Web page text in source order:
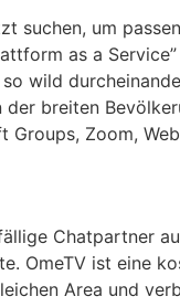
suchen, um
as a
wild
breiten
Groups, Zoom,
Chatpartner
OmeTV ist eine
Area und